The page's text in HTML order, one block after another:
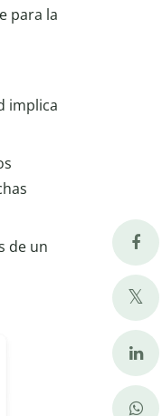
para la
implica
de un